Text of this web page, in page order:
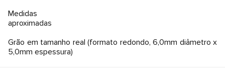
Medidas
aproximadas
Grão em tamanho real (formato redondo, 6,0mm diâmetro x
5,0mm espessura)